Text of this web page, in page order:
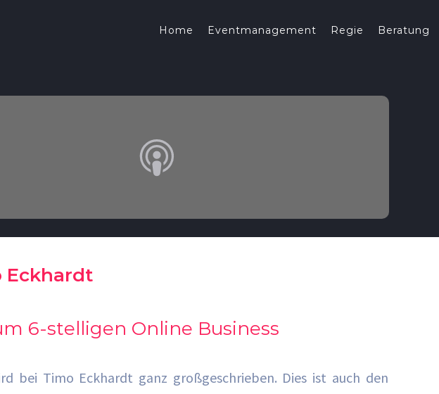
Home Eventmanagement Regie Beratung
Eckhardt
6-stelligen Online Business
bei Timo Eckhardt ganz großgeschrieben. Dies ist auch den